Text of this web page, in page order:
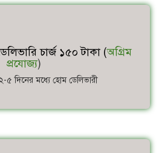
চার্জ ১৫০ টাকা (অগ্রিম
প্রযোজ্য)
২-৫ দিনের মধ্যে হোম ডেলিভারী